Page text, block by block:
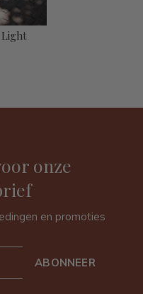
onze
en promoties
ABONNEER